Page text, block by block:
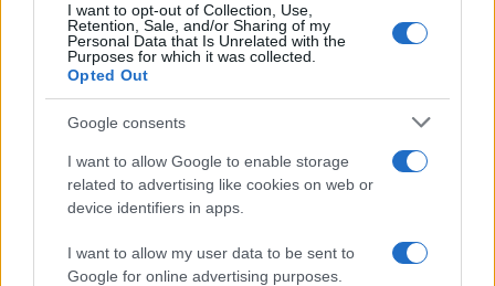
I want to opt-out of Collection, Use,
Retention, Sale, and/or Sharing of my
Personal Data that Is Unrelated with the
Purposes for which it was collected.
Opted Out
Google consents
I want to allow Google to enable storage
related to advertising like cookies on web or
device identifiers in apps.
I want to allow my user data to be sent to
Google for online advertising purposes.
de 80 euros.
Otras ayudas para la crianza
En 2024, se confirmaron varias subvenciones para familias
con hijos, entre ellas:
permiso parental, mejorado con la posibilidad de solicitar
dos meses compensados al 80%;
el permiso obligatorio de maternidad y el permiso de